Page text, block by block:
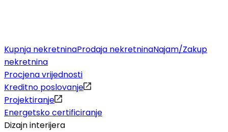
Kupnja nekretninaProdaja nekretninaNajam/Zakup
nekretnina
Procjena vrijednosti
Kreditno poslovanje
Projektiranje
Energetsko certificiranje
Dizajn interijera